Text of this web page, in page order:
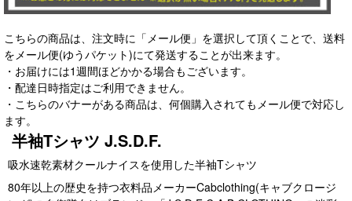
こちらの商品は、注文時に「メール便」を選択して頂くことで、送料
をメール便(ゆうパケット)にて発送することが出来ます。
・お届けには1週間ほどかかる場合もございます。
・配達日時指定はご利用できません。
・こちらのバナーがある商品は、何個購入されてもメール便で対応し
ます。
半袖Tシャツ J.S.D.F.
吸水速乾素材クールナイスを使用した半袖Tシャツ
80年以上の歴史を持つ衣料品メーカーCabclothing(キャブクロージ